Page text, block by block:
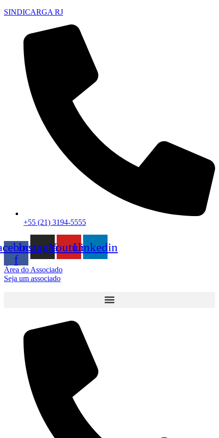
SINDICARGA RJ
+55 (21) 3194-5555
f
InstagramYoutubeLinkedin
Área do Associado
Seja um associado